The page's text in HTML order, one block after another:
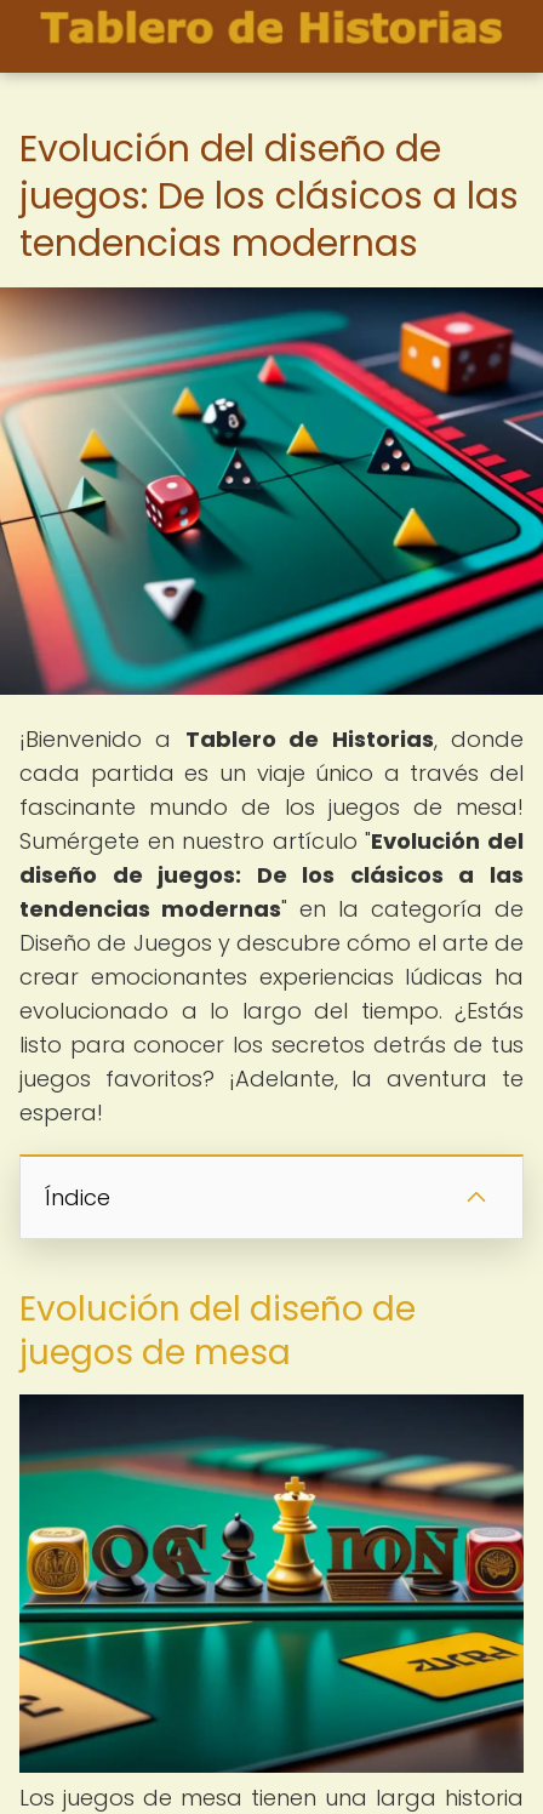
Evolución del diseño de
juegos: De los clásicos a las
tendencias modernas
¡Bienvenido a Tablero de Historias, donde
cada partida es un viaje único a través del
fascinante mundo de los juegos de mesa!
Sumérgete en nuestro artículo "Evolución del
diseño de juegos: De los clásicos a las
tendencias modernas" en la categoría de
Diseño de Juegos y descubre cómo el arte de
crear emocionantes experiencias lúdicas ha
evolucionado a lo largo del tiempo. ¿Estás
listo para conocer los secretos detrás de tus
juegos favoritos? ¡Adelante, la aventura te
espera!
Índice
Evolución del diseño de
juegos de mesa
Los juegos de mesa tienen una larga historia